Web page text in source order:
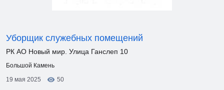
Уборщик служебных помещений
РК АО Новый мир. Улица Ганслеп 10
Большой Камень
19 мая 2025
50